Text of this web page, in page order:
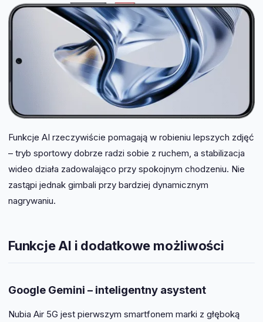
Funkcje AI rzeczywiście pomagają w robieniu lepszych zdjęć
– tryb sportowy dobrze radzi sobie z ruchem, a stabilizacja
wideo działa zadowalająco przy spokojnym chodzeniu. Nie
zastąpi jednak gimbali przy bardziej dynamicznym
nagrywaniu.
Funkcje AI i dodatkowe możliwości
Google Gemini – inteligentny asystent
Nubia Air 5G jest pierwszym smartfonem marki z głęboką